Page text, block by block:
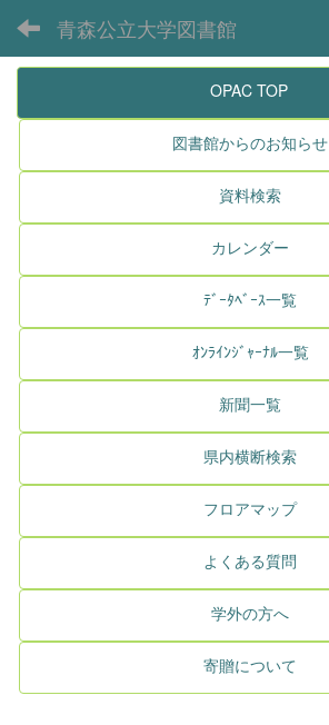
青森公立大学図書館
OPAC TOP
図書館からのお知らせ
資料検索
カレンダー
ﾃﾞｰﾀﾍﾞｰｽ一覧
ｵﾝﾗｲﾝｼﾞｬｰﾅﾙ一覧
新聞一覧
県内横断検索
フロアマップ
よくある質問
学外の方へ
寄贈について